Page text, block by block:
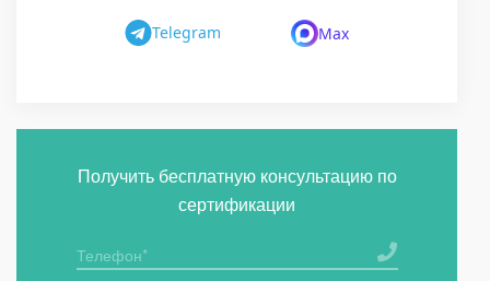
Telegram Max
Получить бесплатную консультацию по
сертификации